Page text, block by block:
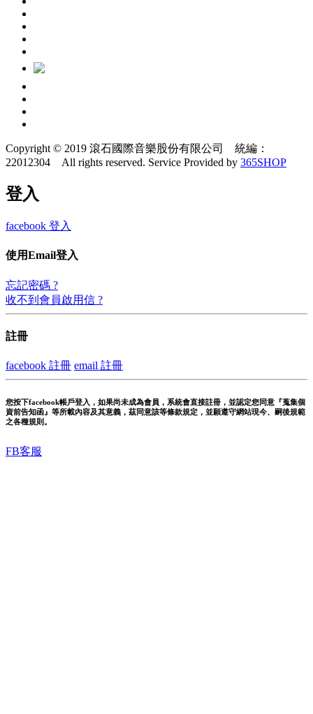
Copyright © 2019 滾石國際音樂股份有限公司 統編：
22012304 All rights reserved. Service Provided by 365SHOP
登入
facebook 登入
使用Email登入
忘記密碼 ?
收不到會員啟用信 ?
註冊
facebook 註冊 email 註冊
您按下facebook帳戶登入，如果尚未成為會員，系統會直接註冊，並認定您同意『蒐集個
資前告知函』等所載內容及其意義，茲同意該等條款規定，並願遵守網站現今、嗣後規範
之各種規則。
FB客服